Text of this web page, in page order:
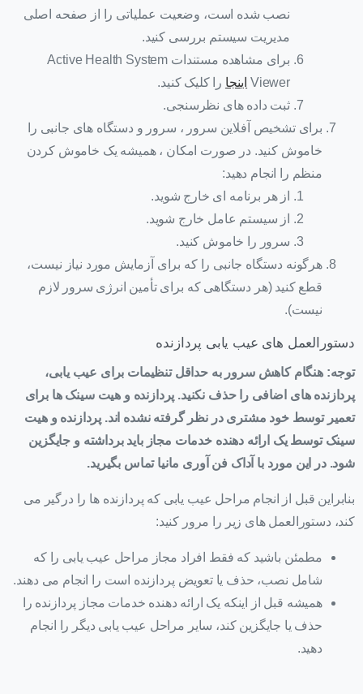
نصب شده است، وضعیت عملیاتی را از صفحه اصلی
مدیریت سیستم بررسی کنید.
برای مشاهده مستندات Active Health System
Viewer اینجا را کلیک کنید.
ثبت داده های نظرسنجی.
برای تشخیص آفلاین سرور ، سرور و دستگاه های جانبی را
خاموش کنید. در صورت امکان ، همیشه یک خاموش کردن
منظم را انجام دهید:
از هر برنامه ای خارج شوید.
از سیستم عامل خارج شوید.
سرور را خاموش کنید.
هرگونه دستگاه جانبی را که برای آزمایش مورد نیاز نیست،
قطع کنید (هر دستگاهی که برای تأمین انرژی سرور لازم
نیست).
دستورالعمل های عیب یابی پردازنده
توجه: هنگام کاهش سرور به حداقل تنظیمات برای عیب یابی،
پردازنده های اضافی را حذف نکنید. پردازنده و هیت سینک ها برای
تعمیر توسط خود مشتری در نظر گرفته نشده اند. پردازنده و هیت
سینک توسط یک ارائه دهنده خدمات مجاز باید برداشته و جایگزین
شود. در این مورد با آداک فن آوری مانیا تماس بگیرید.
بنابراین قبل از انجام مراحل عیب یابی که پردازنده ها را درگیر می
کند، دستورالعمل های زیر را مرور کنید:
مطمئن باشید که فقط افراد مجاز مراحل عیب یابی را که
شامل نصب، حذف یا تعویض پردازنده است را انجام می دهند.
همیشه قبل از اینکه یک ارائه دهنده خدمات مجاز پردازنده را
حذف یا جایگزین کند، سایر مراحل عیب یابی دیگر را انجام
دهید.